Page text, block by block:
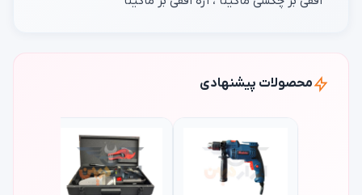
محصولات پیشنهادی